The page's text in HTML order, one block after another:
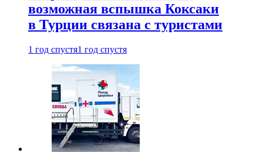
возможная вспышка Коксаки
в Турции связана с туристами
1 год спустя1 год спустя